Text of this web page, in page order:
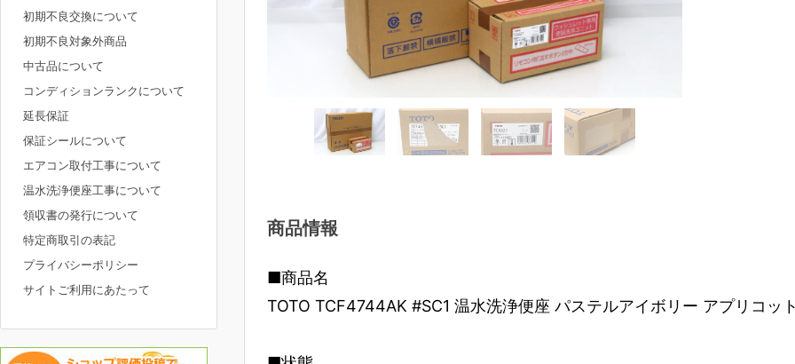
商品情報
■商品名
TOTO TCF4744AK #SC1 温水洗浄便座 パステルアイボリー アプリコッ
初期不良交換について
初期不良対象外商品
中古品について
コンディションランクについて
延長保証
保証シールについて
エアコン取付工事について
温水洗浄便座工事について
領収書の発行について
特定商取引の表記
プライバシーポリシー
サイトご利用にあたって